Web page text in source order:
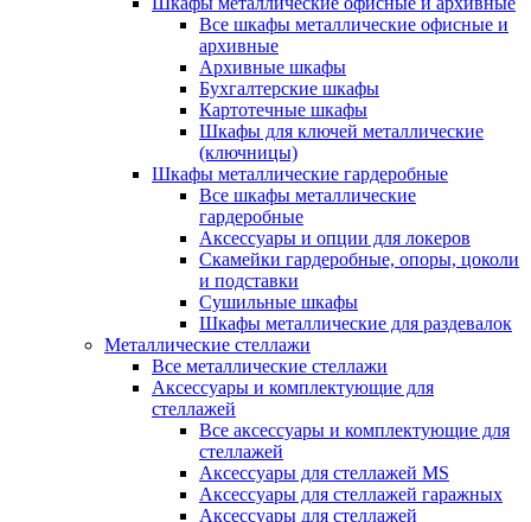
Все шкафы металлические офисные и
архивные
Архивные шкафы
Бухгалтерские шкафы
Картотечные шкафы
Шкафы для ключей металлические
(ключницы)
Шкафы металлические гардеробные
Все шкафы металлические
гардеробные
Аксессуары и опции для локеров
Скамейки гардеробные, опоры, цоколи
и подставки
Сушильные шкафы
Шкафы металлические для раздевалок
Металлические стеллажи
Все металлические стеллажи
Аксессуары и комплектующие для
стеллажей
Все аксессуары и комплектующие для
стеллажей
Аксессуары для стеллажей MS
Аксессуары для стеллажей гаражных
Аксессуары для стеллажей